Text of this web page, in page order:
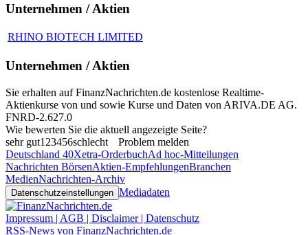
Unternehmen / Aktien
RHINO BIOTECH LIMITED
Unternehmen / Aktien
Sie erhalten auf FinanzNachrichten.de kostenlose Realtime-
Aktienkurse von und sowie Kurse und Daten von ARIVA.DE AG.
FNRD-2.627.0
Wie bewerten Sie die aktuell angezeigte Seite?
sehr gut1 23456schlecht
Problem melden
Deutschland 40Xetra-OrderbuchAd hoc-Mitteilungen
Nachrichten BörsenAktien-EmpfehlungenBranchen
MedienNachrichten-Archiv
Datenschutzeinstellungen Mediadaten
Impressum | AGB | Disclaimer | Datenschutz
RSS-News von FinanzNachrichten.de